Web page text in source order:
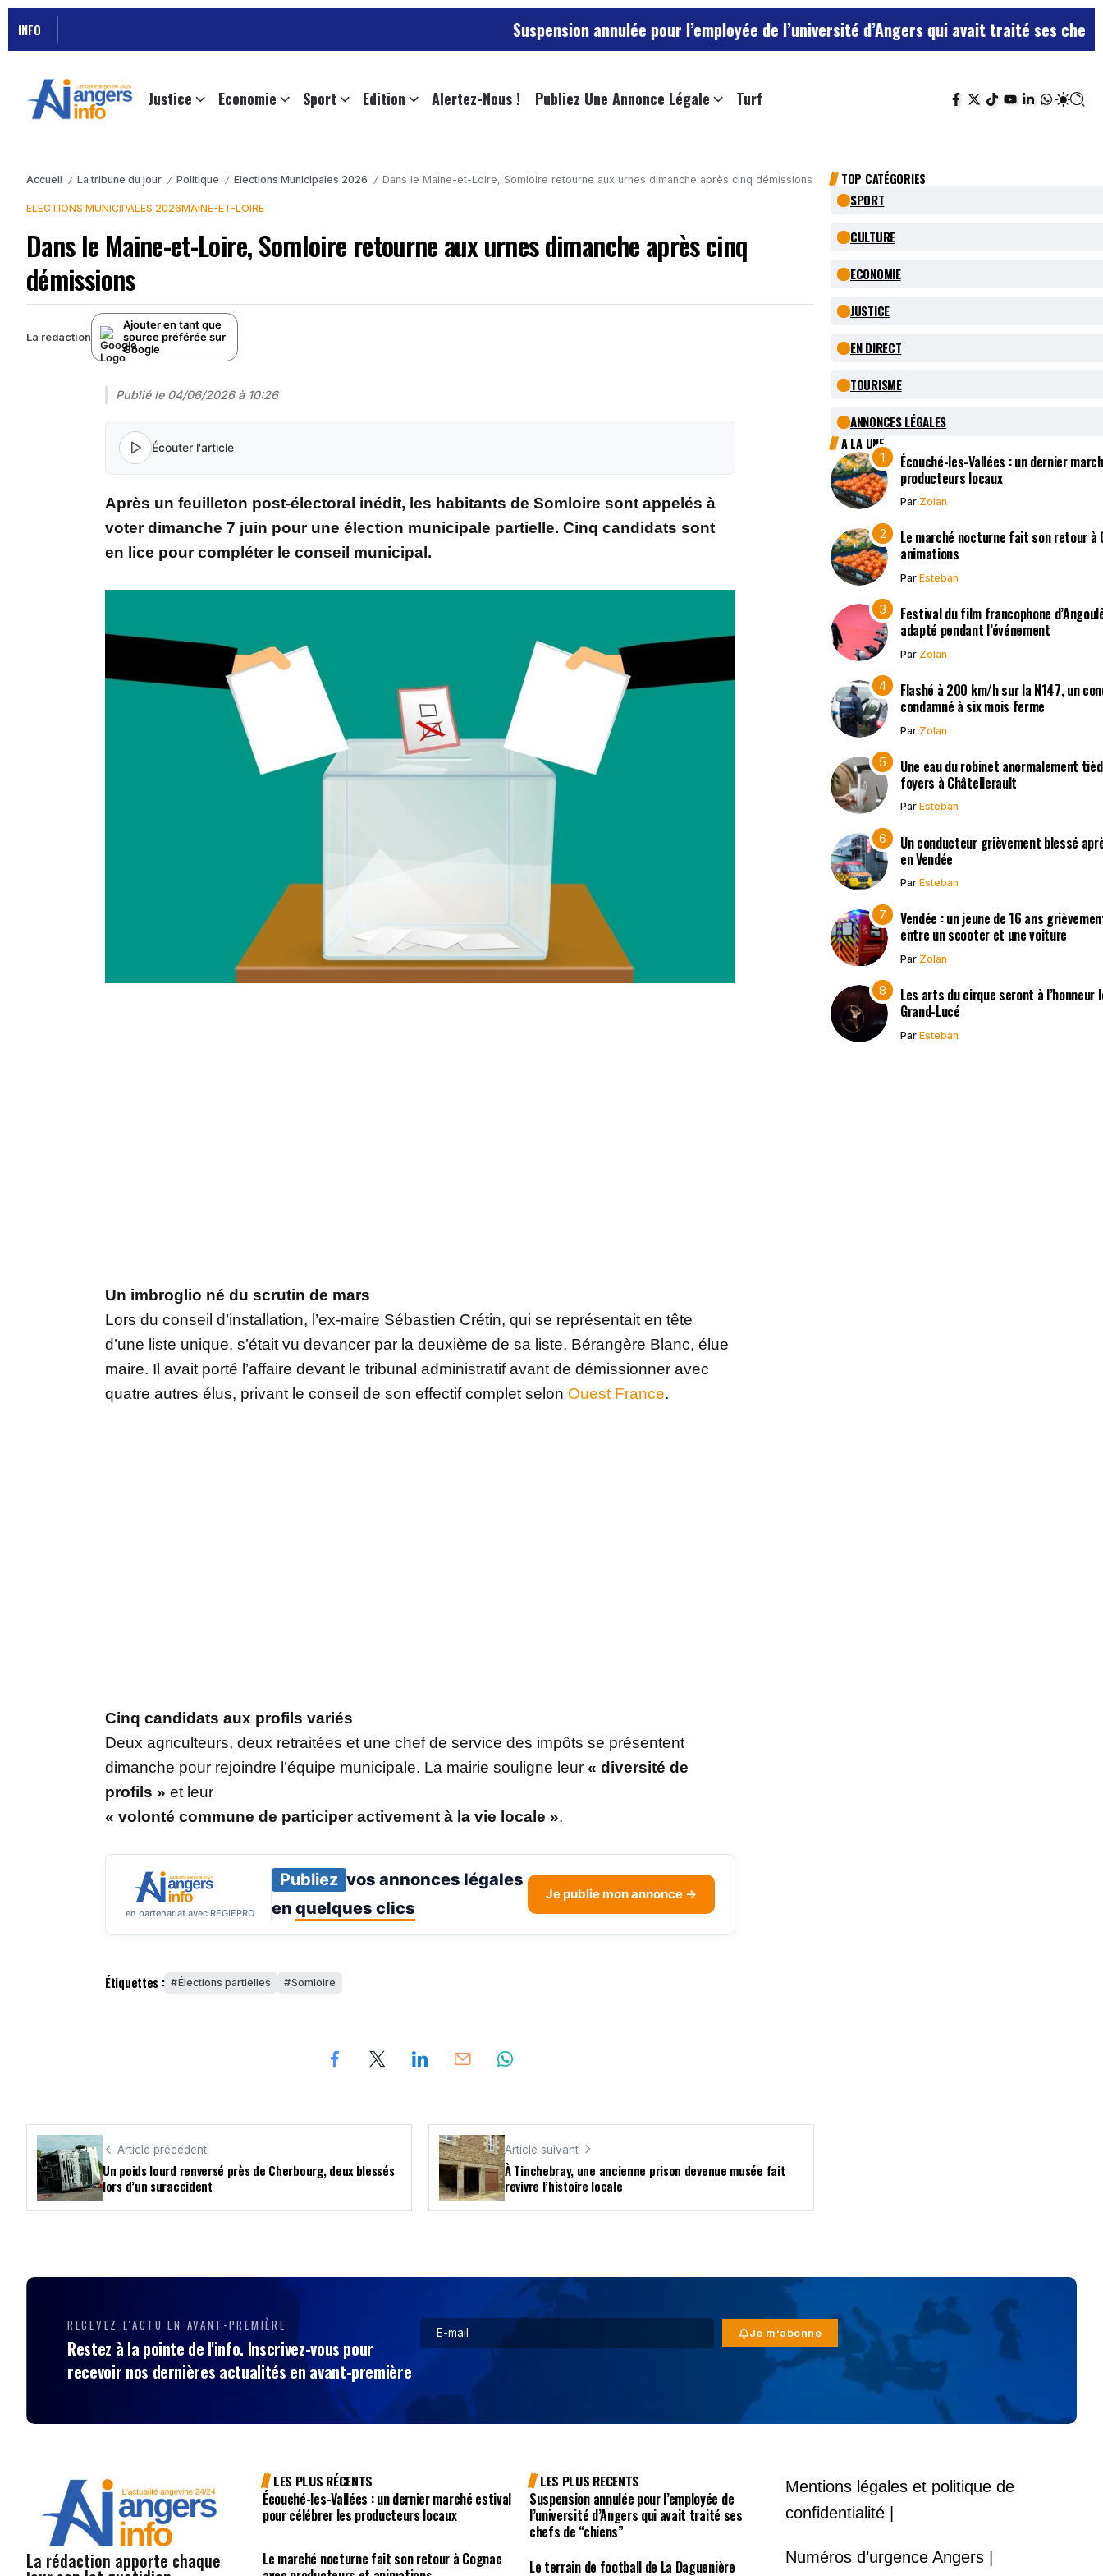
INFO Suspension annulée pour l’employée de l’université d’Angers qui avait traité ses chefs de
Justice Economie Sport Edition Alertez-Nous ! Publiez Une Annonce Légale Turf
Accueil / La tribune du jour / Politique / Elections Municipales 2026 / Dans le Maine-et-Loire, Somloire retourne aux urnes dimanche après cinq démissions
ELECTIONS MUNICIPALES 2026MAINE-ET-LOIRE
Dans le Maine-et-Loire, Somloire retourne aux urnes dimanche après cinq
démissions
La rédaction
Ajouter en tant que
source préférée sur
Google
Publié le 04/06/2026 à 10:26
Écouter l'article
Après un feuilleton post-électoral inédit, les habitants de Somloire sont appelés à
voter dimanche 7 juin pour une élection municipale partielle. Cinq candidats sont
en lice pour compléter le conseil municipal.
Un imbroglio né du scrutin de mars
Lors du conseil d’installation, l’ex-maire Sébastien Crétin, qui se représentait en tête
d’une liste unique, s’était vu devancer par la deuxième de sa liste, Bérangère Blanc, élue
maire. Il avait porté l’affaire devant le tribunal administratif avant de démissionner avec
quatre autres élus, privant le conseil de son effectif complet selon Ouest France.
Cinq candidats aux profils variés
Deux agriculteurs, deux retraitées et une chef de service des impôts se présentent
dimanche pour rejoindre l’équipe municipale. La mairie souligne leur « diversité de
profils » et leur
« volonté commune de participer activement à la vie locale ».
en partenariat avec REGIEPRO
Publiez vos annonces légales
en quelques clics
Je publie mon annonce →
Étiquettes : Élections partielles Somloire
Article précédent
Un poids lourd renversé près de Cherbourg, deux blessés
lors d’un suraccident
Article suivant
À Tinchebray, une ancienne prison devenue musée fait
revivre l’histoire locale
TOP CATÉGORIES
SPORT
CULTURE
ECONOMIE
JUSTICE
EN DIRECT
TOURISME
ANNONCES LÉGALES
A LA UNE
Écouché-les-Vallées : un dernier
producteurs locaux
Par Zolan
Le marché nocturne fait son retour à
animations
Par Esteban
Festival du film francophone
adapté pendant l’événement
Par Zolan
Flashé à 200 km/h sur la N147, un
condamné à six mois ferme
Par Zolan
Une eau du robinet anormalement
foyers à Châtellerault
Par Esteban
Un conducteur grièvement blessé
en Vendée
Par Esteban
Vendée : un jeune de 16 ans
entre un scooter et une voiture
Par Zolan
Les arts du cirque seront à l’honneur
Grand-Lucé
Par Esteban
RECEVEZ L'ACTU EN AVANT-PREMIÈRE
Restez à la pointe de l'info. Inscrivez-vous pour
recevoir nos dernières actualités en avant-première
Je m'abonne
La rédaction apporte chaque
LES PLUS RÉCENTS
Écouché-les-Vallées : un dernier marché estival
pour célébrer les producteurs locaux
Le marché nocturne fait son retour à Cognac
LES PLUS RECENTS
Suspension annulée pour l’employée de
l’université d’Angers qui avait traité ses
chefs de “chiens”
Le terrain de football de La Daguenière
Mentions légales et politique de
confidentialité |
Numéros d’urgence Angers |